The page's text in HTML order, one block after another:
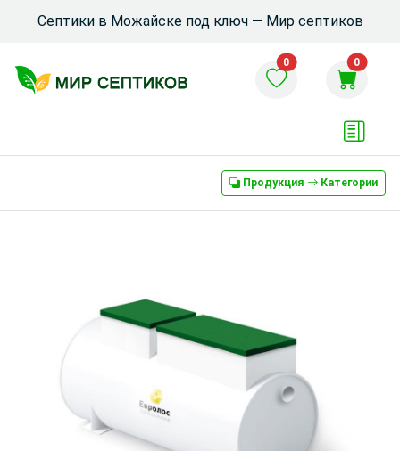
Септики в Можайске под ключ — Мир септиков
0 0
Продукция Категории